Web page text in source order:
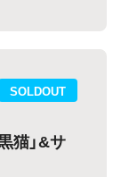
SOLDOUT
猫」&サ